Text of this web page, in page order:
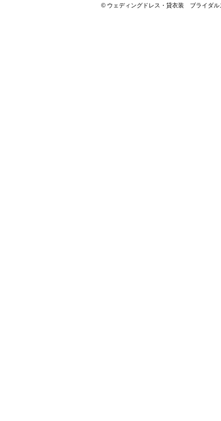
© ウェディングドレス・貸衣装 ブライダ